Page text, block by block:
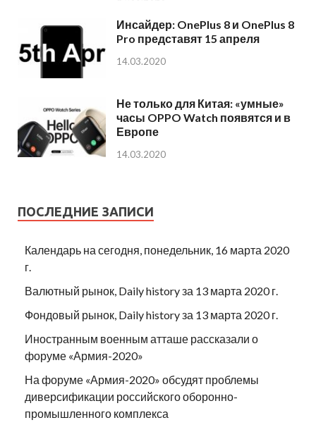
Инсайдер: OnePlus 8 и OnePlus 8
Pro представят 15 апреля
14.03.2020
Не только для Китая: «умные»
часы OPPO Watch появятся и в
Европе
14.03.2020
ПОСЛЕДНИЕ ЗАПИСИ
Календарь на сегодня, понедельник, 16 марта 2020
г.
Валютный рынок, Daily history за 13 марта 2020 г.
Фондовый рынок, Daily history за 13 марта 2020 г.
Иностранным военным атташе рассказали о
форуме «Армия-2020»
На форуме «Армия-2020» обсудят проблемы
диверсификации российского оборонно-
промышленного комплекса